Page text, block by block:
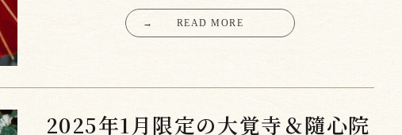
→ READ MORE
2025年1月限定の大覚寺＆隨心院